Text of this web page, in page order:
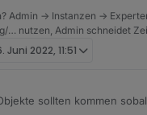
Admin -> Instanzen ->
… nutzen, Admin schneidet
Juni 2022, 11:51
sollten kommen